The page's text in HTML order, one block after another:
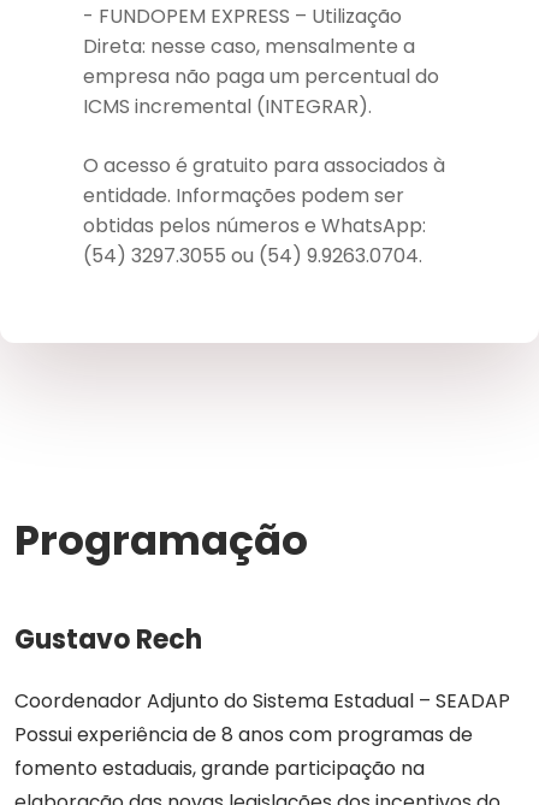
- FUNDOPEM EXPRESS – Utilização
Direta: nesse caso, mensalmente a
empresa não paga um percentual do
ICMS incremental (INTEGRAR).
O acesso é gratuito para associados à
entidade. Informações podem ser
obtidas pelos números e WhatsApp:
(54) 3297.3055 ou (54) 9.9263.0704.
Programação
Gustavo Rech
Coordenador Adjunto do Sistema Estadual – SEADAP
Possui experiência de 8 anos com programas de
fomento estaduais, grande participação na